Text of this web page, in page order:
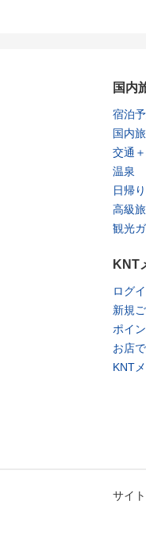
国内
宿泊
国内
交通
温泉
日帰り
高級
観光
KNT
ログ
新規
ポイ
お店
KNT
サイ